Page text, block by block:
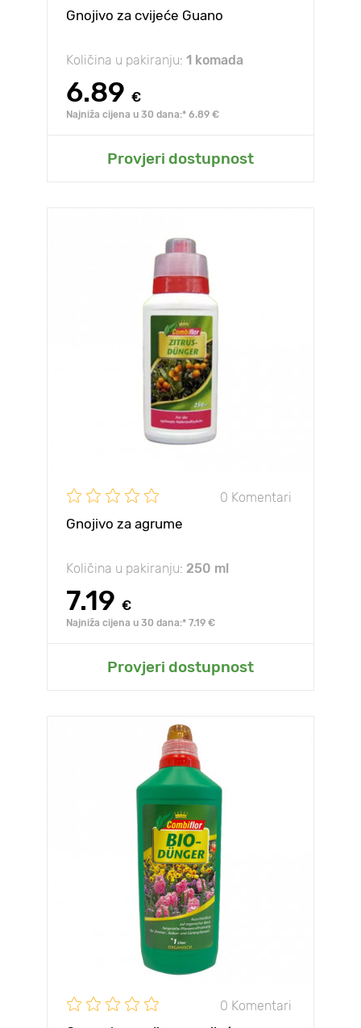
Gnojivo za cvijeće Guano
Količina u pakiranju: 1 komada
6.89 €
Najniža cijena u 30 dana:* 6.89 €
Provjeri dostupnost
0 Komentari
Gnojivo za agrume
Količina u pakiranju: 250 ml
7.19 €
Najniža cijena u 30 dana:* 7.19 €
Provjeri dostupnost
0 Komentari